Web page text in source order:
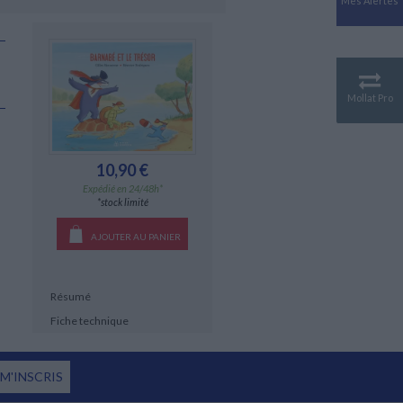
Mollat Pro
GÉOGRAPHIE
Géographie - Démographie -
Territoire
CULTURE SCIENTIFIQUE
Essais scientifique
10,90 €
Expédié en 24/48h*
*stock limité
AJOUTER AU PANIER
Résumé
Fiche technique